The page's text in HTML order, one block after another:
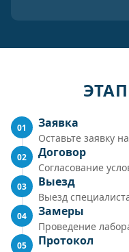
01 Заявка
Оставьте заявку
02 Договор
Согласование
03 Выезд
Выезд
04 Замеры
Проведение
05 Протокол